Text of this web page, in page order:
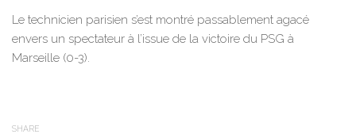
Le technicien parisien s’est montré passablement agacé
envers un spectateur à l’issue de la victoire du PSG à
Marseille (0-3).
SHARE